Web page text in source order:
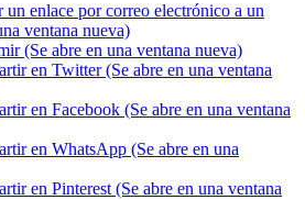
enlace por correo electrónico a un
ventana nueva)
(Se abre en una ventana nueva)
en Twitter (Se abre en una ventana
en Facebook (Se abre en una ventana
en WhatsApp (Se abre en una
en Pinterest (Se abre en una ventana